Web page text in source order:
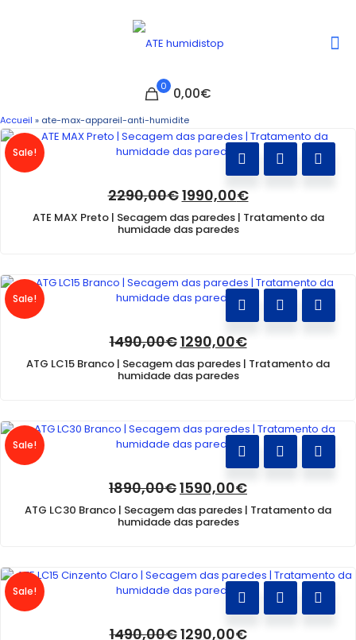
0 0,00€
Accueil » ate-max-appareil-anti-humidite
Sale!
2290,00€O
preço
original
1990,00€O
preço
atual
ATE MAX Preto | Secagem das paredes | Tratamento da
humidade das paredes
Sale!
1490,00€O
preço
original
1290,00€O
preço
atual
ATG LC15 Branco | Secagem das paredes | Tratamento da
humidade das paredes
Sale!
1890,00€O
preço
original
1590,00€O
preço
atual
ATG LC30 Branco | Secagem das paredes | Tratamento da
humidade das paredes
Sale!
1490,00€O
1290,00€O